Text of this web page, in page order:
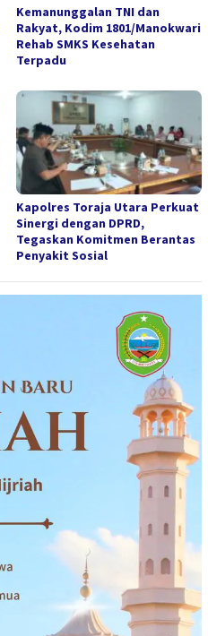
Kemanunggalan TNI dan
Rakyat, Kodim 1801/Manokwari
Rehab SMKS Kesehatan
Terpadu
Kapolres Toraja Utara Perkuat
Sinergi dengan DPRD,
Tegaskan Komitmen Berantas
Penyakit Sosial